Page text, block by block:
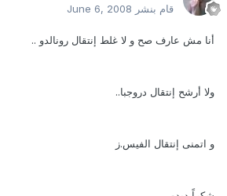
قام بنشر June 6, 2008
أنا مش عارف صح و لا غلط إنتقال رونالدو ..
ولا أرشح إنتقال دروجبا..
و اتمنى إنتقال الفيس.ز